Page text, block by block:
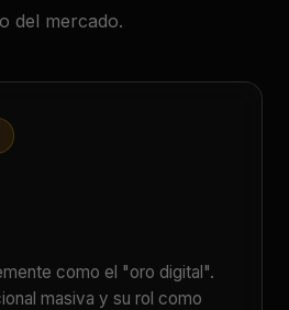
del mercado.
como el "oro digital".
masiva y su rol como